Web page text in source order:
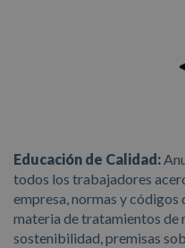
Educación de Calidad:
todos los trabajadores
empresa, normas y
materia de tratamientos de
sostenibilidad, premisas